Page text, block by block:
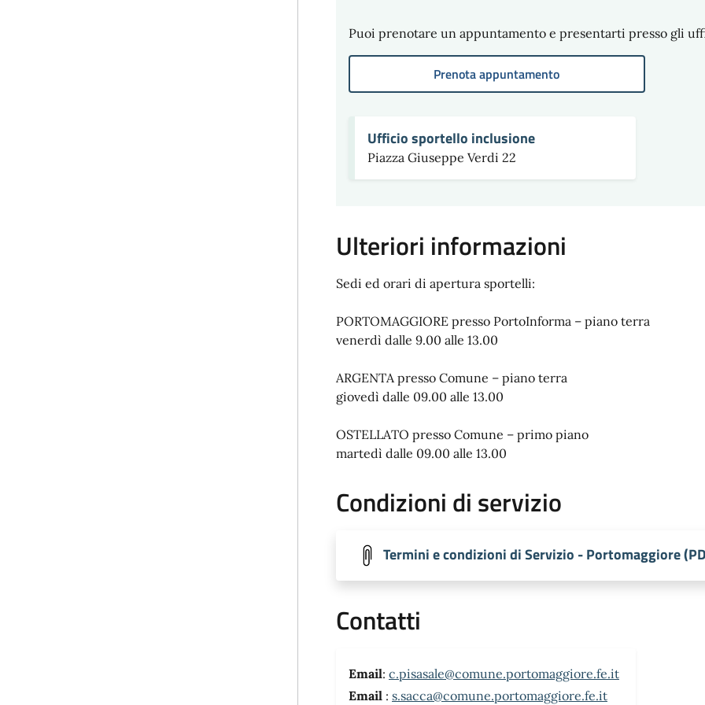
Puoi prenotare un appuntamento e presentarti presso gli
Prenota appuntamento
Ufficio sportello inclusione
Piazza Giuseppe Verdi 22
Ulteriori informazioni
Sedi ed orari di apertura sportelli:
PORTOMAGGIORE presso PortoInforma – piano terra
venerdì dalle 9.00 alle 13.00
ARGENTA presso Comune – piano terra
giovedì dalle 09.00 alle 13.00
OSTELLATO presso Comune – primo piano
martedì dalle 09.00 alle 13.00
Condizioni di servizio
Termini e condizioni di Servizio - Portomaggiore
Contatti
Email: c.pisasale@comune.portomaggiore.fe.it
Email : s.sacca@comune.portomaggiore.fe.it